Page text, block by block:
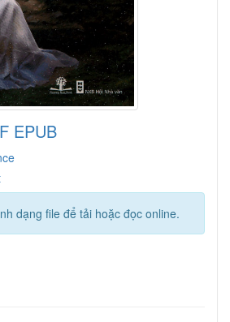
EPUB
dạng file để tải hoặc đọc online.